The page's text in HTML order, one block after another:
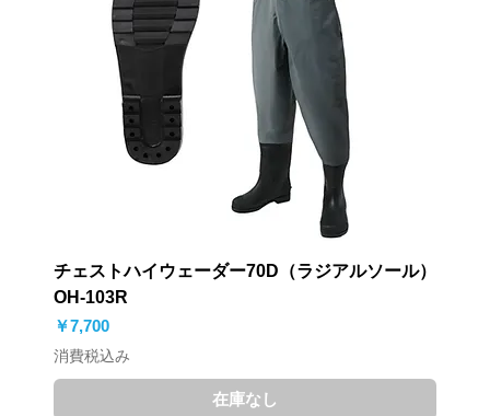
チェストハイウェーダー70D（ラジアルソール）
OH-103R
価格
￥7,700
消費税込み
在庫なし